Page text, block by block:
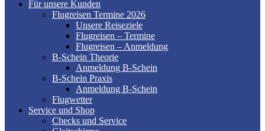
Für unsere Kunden
Flugreisen Termine 2026
Unsere Reiseziele
Flugreisen – Termine
Flugreisen – Anmeldung
B-Schein Theorie
Anmeldung B-Schein
B-Schein Praxis
Anmeldung B-Schein
Flugwetter
Service und Shop
Checks und Service